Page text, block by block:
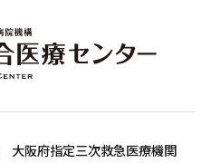
大阪府指定三次救急医療機関